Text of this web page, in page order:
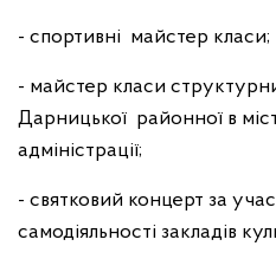
- спортивні майстер класи;
- майстер класи
Дарницької районної в
адміністрації;
- святковий концерт за
самодіяльності закладів